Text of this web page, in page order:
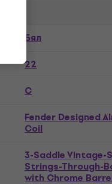
Бял
22
C
Fender Designed
Coil
3-Saddle Vintage-
Strings-Through-
with Chrome